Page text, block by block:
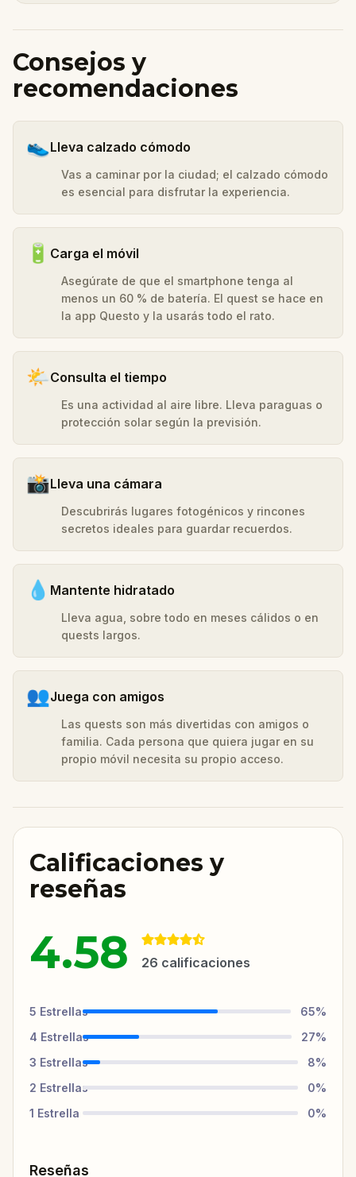
Consejos y
recomendaciones
👟Lleva calzado cómodo
Vas a caminar por la ciudad; el calzado cómodo
es esencial para disfrutar la experiencia.
🔋 Carga el móvil
Asegúrate de que el smartphone tenga al
menos un 60 % de batería. El quest se hace en
la app Questo y la usarás todo el rato.
🌤️Consulta el tiempo
Es una actividad al aire libre. Lleva paraguas o
protección solar según la previsión.
📸Lleva una cámara
Descubrirás lugares fotogénicos y rincones
secretos ideales para guardar recuerdos.
💧 Mantente hidratado
Lleva agua, sobre todo en meses cálidos o en
quests largos.
👥Juega con amigos
Las quests son más divertidas con amigos o
familia. Cada persona que quiera jugar en su
propio móvil necesita su propio acceso.
Calificaciones y
reseñas
4.58 26 calificaciones
5 Estrellas 65%
4 Estrellas 27%
3 Estrellas 8%
2 Estrellas 0%
1 Estrella 0%
Reseñas